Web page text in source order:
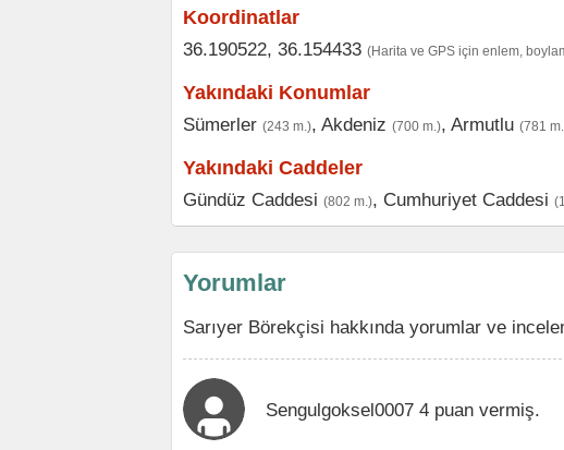
Koordinatlar
36.190522, 36.154433 (Harita ve GPS için enlem,
Yakındaki Konumlar
Sümerler (243 m.), Akdeniz (700 m.), Armutlu (781
Yakındaki Caddeler
Gündüz Caddesi (802 m.), Cumhuriyet Caddesi
Yorumlar
Sarıyer Börekçisi hakkında yorumlar ve
Sengulgoksel0007 4 puan vermiş.